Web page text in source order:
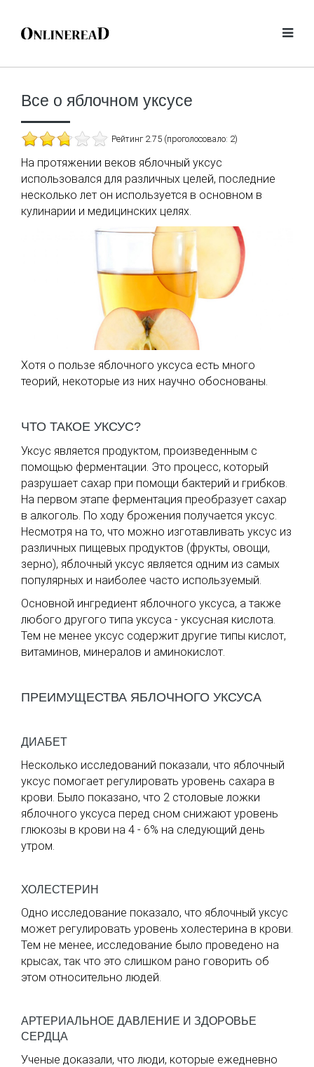
Все о яблочном уксусе
Рейтинг 2.75 (проголосовало: 2)
На протяжении веков яблочный уксус
использовался для различных целей, последние
несколько лет он используется в основном в
кулинарии и медицинских целях.
Хотя о пользе яблочного уксуса есть много
теорий, некоторые из них научно обоснованы.
ЧТО ТАКОЕ УКСУС?
Уксус является продуктом, произведенным с
помощью ферментации. Это процесс, который
разрушает сахар при помощи бактерий и грибков.
На первом этапе ферментация преобразует сахар
в алкоголь. По ходу брожения получается уксус.
Несмотря на то, что можно изготавливать уксус из
различных пищевых продуктов (фрукты, овощи,
зерно), яблочный уксус является одним из самых
популярных и наиболее часто используемый.
Основной ингредиент яблочного уксуса, а также
любого другого типа уксуса - уксусная кислота.
Тем не менее уксус содержит другие типы кислот,
витаминов, минералов и аминокислот.
ПРЕИМУЩЕСТВА ЯБЛОЧНОГО УКСУСА
ДИАБЕТ
Несколько исследований показали, что яблочный
уксус помогает регулировать уровень сахара в
крови. Было показано, что 2 столовые ложки
яблочного уксуса перед сном снижают уровень
глюкозы в крови на 4 - 6% на следующий день
утром.
ХОЛЕСТЕРИН
Одно исследование показало, что яблочный уксус
может регулировать уровень холестерина в крови.
Тем не менее, исследование было проведено на
крысах, так что это слишком рано говорить об
этом относительно людей.
АРТЕРИАЛЬНОЕ ДАВЛЕНИЕ И ЗДОРОВЬЕ
СЕРДЦА
Ученые доказали, что люди, которые ежедневно